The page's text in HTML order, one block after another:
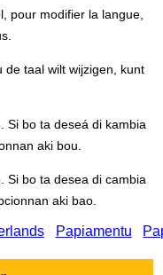
pour modifier la langue,
de taal wilt wijzigen, kunt
Si bo ta deseá di kambia
aki bou.
Si bo ta desea di cambia
aki bao.
Papiamentu